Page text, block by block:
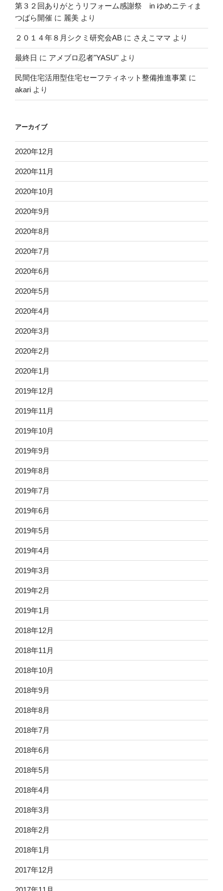
第３２回ありがとうリフォーム感謝祭 in ゆめニティま
つばら開催 に 麗美 より
２０１４年８月シクミ研究会AB に さえこママ より
最終日 に アメブロ忍者"YASU" より
民間住宅活用型住宅セーフティネット整備推進事業 に
akari より
アーカイブ
2020年12月
2020年11月
2020年10月
2020年9月
2020年8月
2020年7月
2020年6月
2020年5月
2020年4月
2020年3月
2020年2月
2020年1月
2019年12月
2019年11月
2019年10月
2019年9月
2019年8月
2019年7月
2019年6月
2019年5月
2019年4月
2019年3月
2019年2月
2019年1月
2018年12月
2018年11月
2018年10月
2018年9月
2018年8月
2018年7月
2018年6月
2018年5月
2018年4月
2018年3月
2018年2月
2018年1月
2017年12月